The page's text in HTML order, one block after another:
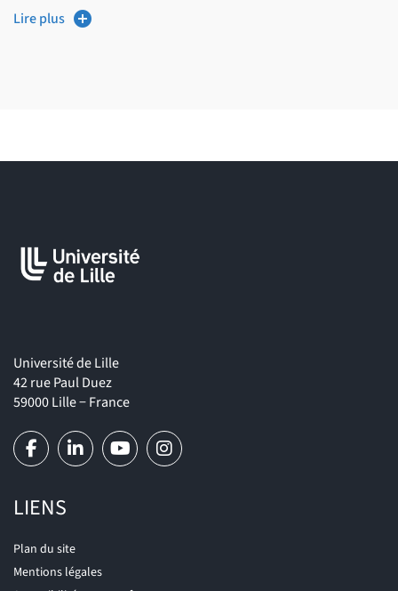
592 € brut annuel (source : AGISIAD 2023).
déplacements…),
ou partagées, Aménagements piétons/cyclables,
Accessibilité, multidalité/intermodalité, Services à la
mobilité…),
Urbanisme/environnement, Urbanisme et ingénierie
ferroviaire, Accessibilité, Observatoire, Programmation
foncière …),
Chargé(e) d’études, Ingénieur d’études (Etudes urbaines,
Rénovation urbaine, Planification territorial et des
Chargé(e) d’opérations, chargé de négociations, consultant
(Espace publics, aménagement…).
Directeur(rice), Chef de service de l’urbanisme, de
Lire plus
Université de Lille
42 rue Paul Duez
59000 Lille − France
LIENS
Plan du site
Mentions légales